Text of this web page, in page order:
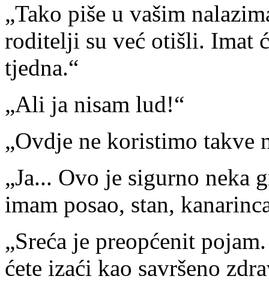
„Tako piše u vašim
roditelji su već otišli. Imat
tjedna.“
„Ali ja nisam lud!“
„Ovdje ne koristimo takve
„Ja... Ovo je sigurno neka
imam posao, stan,
„Sreća je preopćenit
ćete izaći kao savršeno